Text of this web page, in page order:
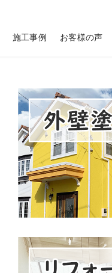
施工事例 お客様の声